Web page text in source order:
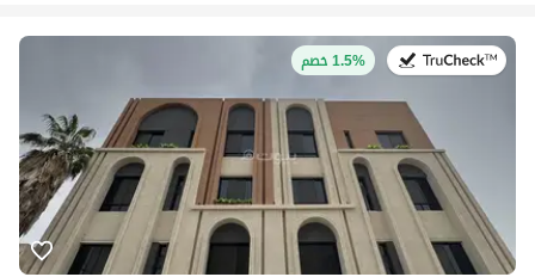
في:22 يوليو 20261.5% خصم